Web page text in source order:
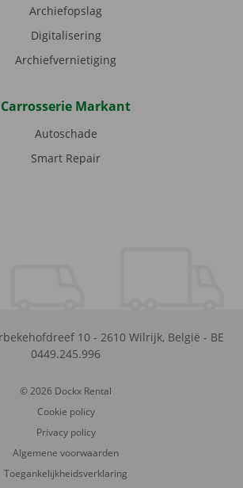
Archiefopslag
Digitalisering
Archiefvernietiging
Carrosserie Markant
Autoschade
Smart Repair
10 - 2610 Wilrijk, België - BE
0449.245.996
© 2026 Dockx Rental
Cookie policy
Privacy policy
Algemene voorwaarden
Toegankelijkheidsverklaring